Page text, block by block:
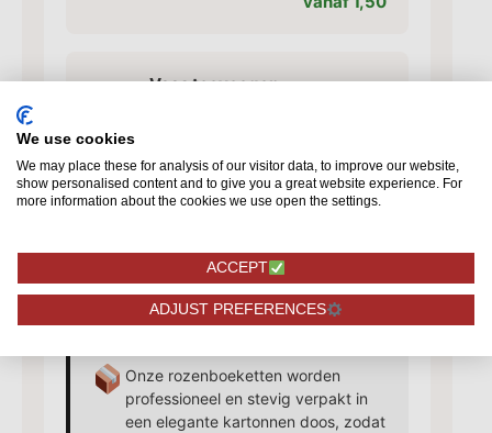
Vaas toevoegen
Chocolade, bonbons en meer
vanaf 4,95
Onze rozenboeketten worden
professioneel en stevig verpakt in
een elegante kartonnen doos, zodat
We use cookies
We may place these for analysis of our visitor data, to improve our website,
show personalised content and to give you a great website experience. For
more information about the cookies we use open the settings.
ACCEPT
ADJUST PREFERENCES